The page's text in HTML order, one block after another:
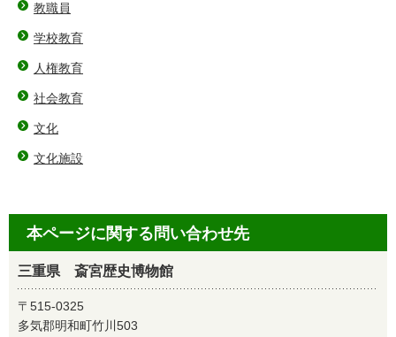
教職員
学校教育
人権教育
社会教育
文化
文化施設
本ページに関する問い合わせ先
三重県 斎宮歴史博物館
〒515-0325
多気郡明和町竹川503